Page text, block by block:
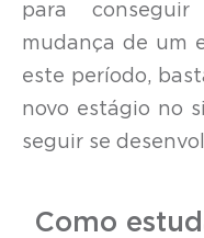
para
mudança de um
este período,
novo estágio no
seguir se
Como